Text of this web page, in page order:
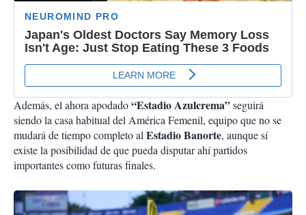
Además, el ahora apodado“Estadio Azulcrema”seguirá
siendo la casa habitual del América Femenil, equipo que no se
mudará de tiempo completo al Estadio Banorte, aunque sí
existe la posibilidad de que pueda disputar ahí partidos
importantes como futuras finales.